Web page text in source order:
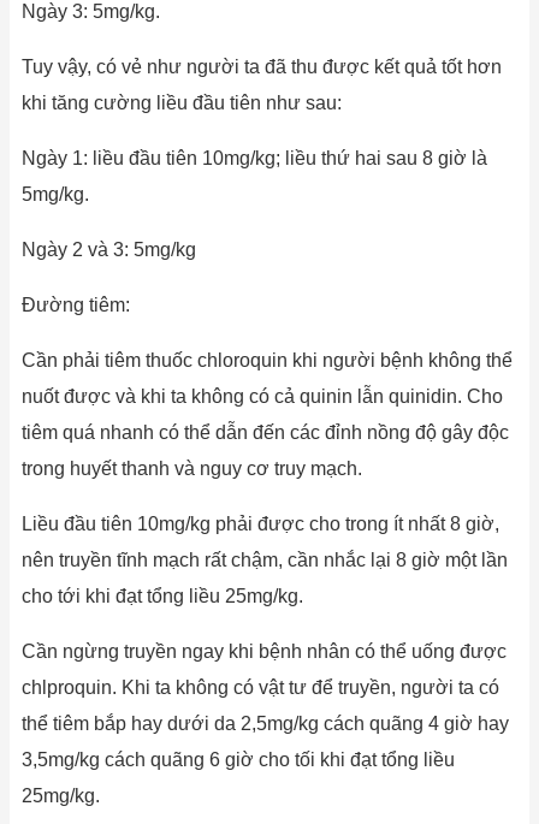
Ngày 3: 5mg/kg.
Tuy vậy, có vẻ như người ta đã thu được kết quả tốt hơn
khi tăng cường liều đầu tiên như sau:
Ngày 1: liều đầu tiên 10mg/kg; liều thứ hai sau 8 giờ là
5mg/kg.
Ngày 2 và 3: 5mg/kg
Đường tiêm:
Cần phải tiêm thuốc chloroquin khi người bệnh không thể
nuốt được và khi ta không có cả quinin lẫn quinidin. Cho
tiêm quá nhanh có thể dẫn đến các đỉnh nồng độ gây độc
trong huyết thanh và nguy cơ truy mạch.
Liều đầu tiên 10mg/kg phải được cho trong ít nhất 8 giờ,
nên truyền tĩnh mạch rất chậm, cần nhắc lại 8 giờ một lần
cho tới khi đạt tổng liều 25mg/kg.
Cần ngừng truyền ngay khi bệnh nhân có thể uống được
chlproquin. Khi ta không có vật tư để truyền, người ta có
thể tiêm bắp hay dưới da 2,5mg/kg cách quãng 4 giờ hay
3,5mg/kg cách quãng 6 giờ cho tối khi đạt tổng liều
25mg/kg.